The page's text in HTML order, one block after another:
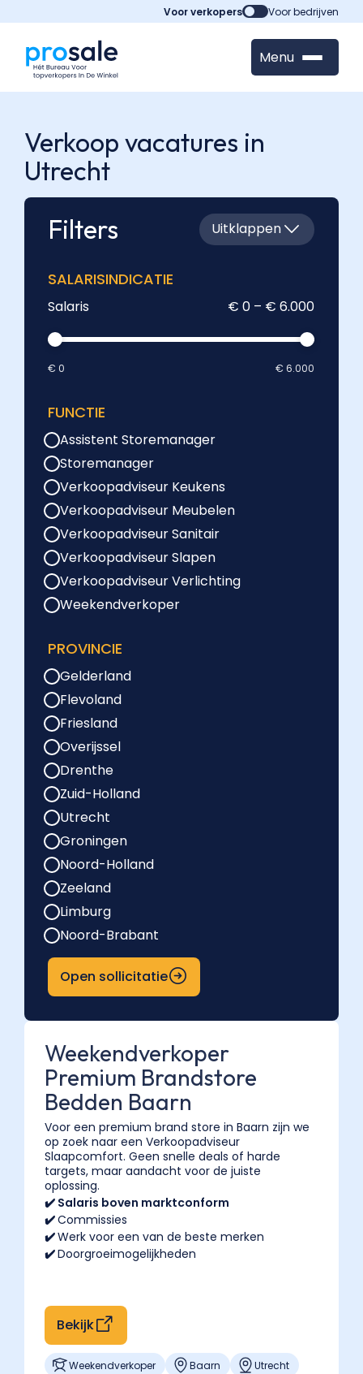
Voor verkopers Voor bedrijven
Menu
Verkoop vacatures in
Utrecht
Filters
Uitklappen
SALARISINDICATIE
Salaris € 0 – € 6.000
€ 0 € 6.000
FUNCTIE
Assistent Storemanager
Storemanager
Verkoopadviseur Keukens
Verkoopadviseur Meubelen
Verkoopadviseur Sanitair
Verkoopadviseur Slapen
Verkoopadviseur Verlichting
Weekendverkoper
PROVINCIE
Gelderland
Flevoland
Friesland
Overijssel
Drenthe
Zuid-Holland
Utrecht
Groningen
Noord-Holland
Zeeland
Limburg
Noord-Brabant
Open sollicitatie
Weekendverkoper
Premium Brandstore
Bedden Baarn
Voor een premium brand store in Baarn zijn we
op zoek naar een Verkoopadviseur
Slaapcomfort. Geen snelle deals of harde
targets, maar aandacht voor de juiste
oplossing.
✔️ Salaris boven marktconform
✔️Commissies
✔️Werk voor een van de beste merken
✔️Doorgroeimogelijkheden
Weekendverkoper Baarn Utrecht
Bekijk